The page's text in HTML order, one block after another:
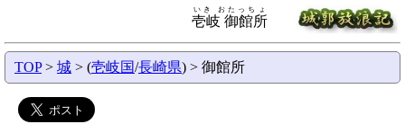
壱岐 御館所
いき おたっちょ
TOP> 城 > (壱岐国/長崎県) > 御館所